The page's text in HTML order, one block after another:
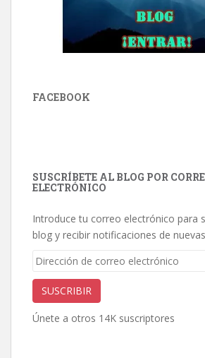
FACEBOOK
SUSCRÍBETE AL BLOG POR
ELECTRÓNICO
Introduce tu correo electrónico para
blog y recibir notificaciones de
Dirección
correo
electrónico
SUSCRIBIR
Únete a otros 14K suscriptores